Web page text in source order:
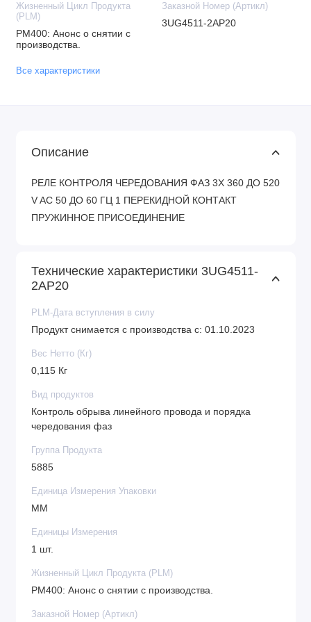
Жизненный Цикл Продукта
(PLM)
PM400: Анонс о снятии с
производства.
Заказной Номер (Артикл)
3UG4511-2AP20
Все характеристики
Описание
РЕЛЕ КОНТРОЛЯ ЧЕРЕДОВАНИЯ ФАЗ 3X 360 ДО 520
V AC 50 ДО 60 ГЦ 1 ПЕРЕКИДНОЙ КОНТАКТ
ПРУЖИННОЕ ПРИСОЕДИНЕНИЕ
Технические характеристики 3UG4511-
2AP20
PLM-Дата вступления в силу
Продукт снимается с производства с: 01.10.2023
Вес Нетто (Кг)
0,115 Кг
Вид продуктов
Контроль обрыва линейного провода и порядка
чередования фаз
Группа Продукта
5885
Единица Измерения Упаковки
MM
Единицы Измерения
1 шт.
Жизненный Цикл Продукта (PLM)
PM400: Анонс о снятии с производства.
Заказной Номер (Артикл)